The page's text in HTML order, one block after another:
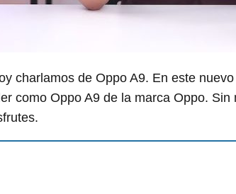
charlamos de Oppo A9. En este
como Oppo A9 de la marca Oppo.